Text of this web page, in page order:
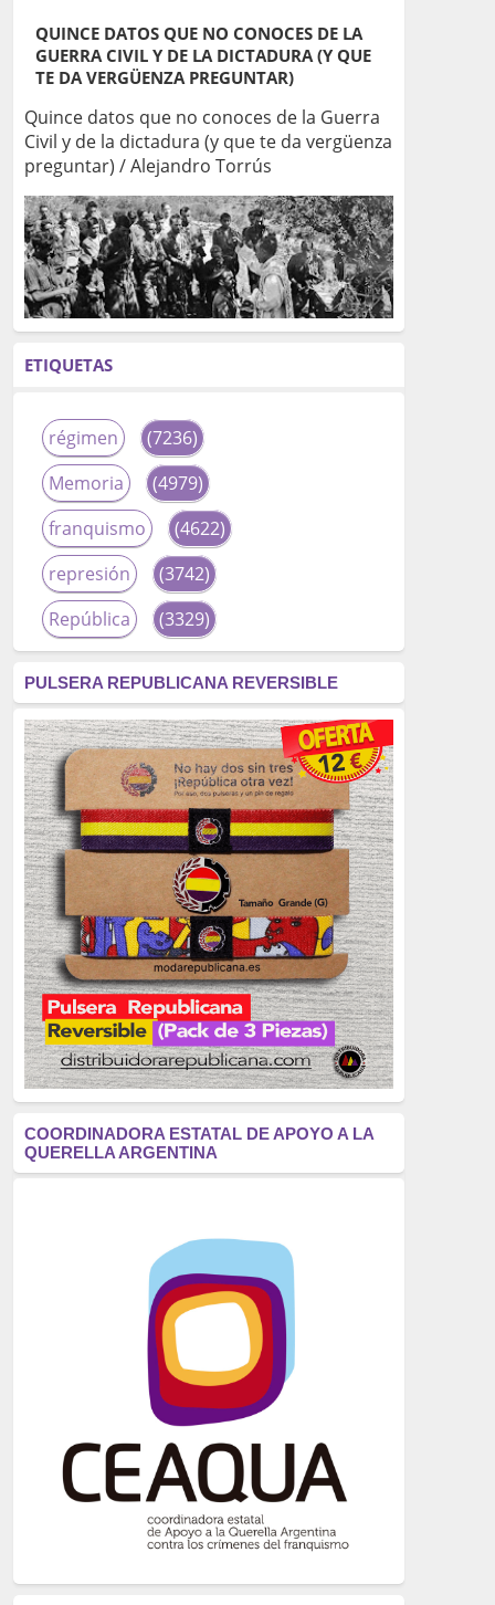
QUINCE DATOS QUE NO CONOCES DE LA
GUERRA CIVIL Y DE LA DICTADURA (Y QUE
TE DA VERGÜENZA PREGUNTAR)
Quince datos que no conoces de la Guerra
Civil y de la dictadura (y que te da vergüenza
preguntar) / Alejandro Torrús
ETIQUETAS
régimen
(7236)
Memoria
(4979)
franquismo
(4622)
represión
(3742)
República
(3329)
fascismo
(2677)
tardofranquismo
(2320)
Actualidad
(2319)
monarquía
(2253)
borbones
(2176)
Cultura
(2163)
Guerra
(1674)
genocidio
(1234)
mujer
(1070)
Eventos
(914)
Crímenes del franquismo
(721)
(699)
(607)
neofranquismo
(567)
Justicia Universal
Derechos Humanos
(522)
Nacionalcatolicismo
(514)
PULSERA REPUBLICANA REVERSIBLE
COORDINADORA ESTATAL DE APOYO A LA
QUERELLA ARGENTINA